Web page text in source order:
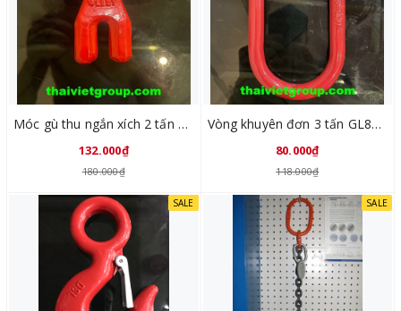
Móc gù thu ngắn xích 2 tấn GL8012-02
132.000₫
180.000₫
Vòng khuyên đơn 3 tấn GL8032-01
80.000₫
118.000₫
SALE SALE